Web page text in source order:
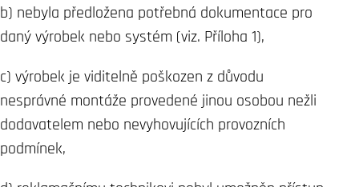
b) nebyla předložena potřebná dokumentace pro
daný výrobek nebo systém (viz. Příloha 1),
c) výrobek je viditelně poškozen z důvodu
nesprávné montáže provedené jinou osobou nežli
dodavatelem nebo nevyhovujících provozních
podmínek,